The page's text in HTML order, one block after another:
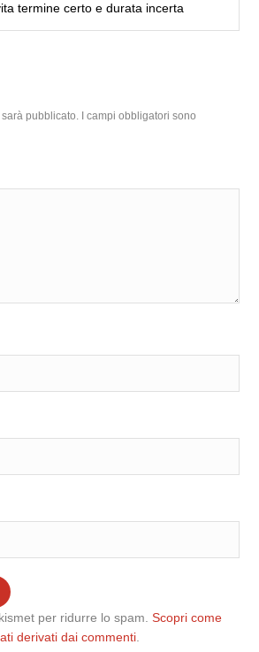
termine certo e durata incerta
sarà pubblicato.
I campi obbligatori sono
per ridurre lo spam.Scopri come
derivati dai commenti